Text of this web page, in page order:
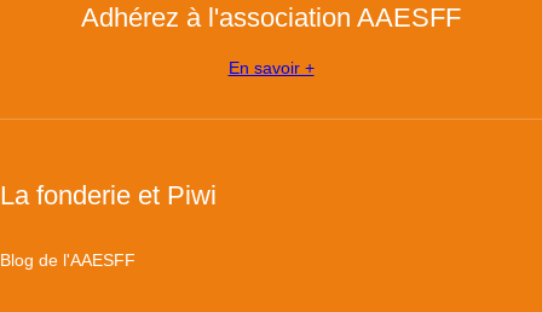
Adhérez à l'association AAESFF
En savoir +
La fonderie et Piwi
Blog de l'AAESFF